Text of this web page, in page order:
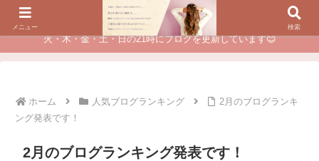
夫に不倫されたつらい経験が、あなたのチャンスに変わるカウンセリング
火・木・金・土・日の21時にブログを更新しています😊
ホーム 人気ブログランキング
2月のブログランキ
ング発表です！
2月のブログランキング発表です！
メニュー 検索